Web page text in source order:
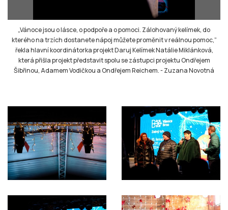
„Vánoce jsou o lásce, o podpoře a o pomoci. Zálohovaný kelímek, do
kterého na trzích dostanete nápoj můžete proměnit v reálnou pomoc,”
řekla hlavní koordinátorka projekt Daruj Kelímek Natálie Miklánková,
která přišla projekt představit spolu se zástupci projektu Ondřejem
Šibřinou, Adamem Vodičkou a Ondřejem Reichem.-Zuzana Novotná